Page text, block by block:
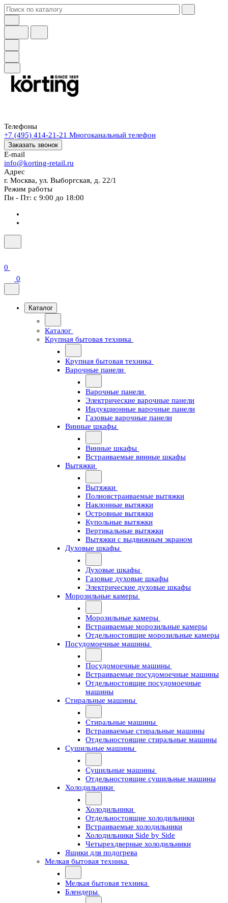
Телефоны
+7 (495) 414-21-21 Многоканальный телефон
Заказать звонок
E-mail
info@korting-retail.ru
Адрес
г. Москва, ул. Выборгская, д. 22/1
Режим работы
Пн - Пт: с 9:00 до 18:00
0
0
Каталог
Каталог
Крупная бытовая техника
Крупная бытовая техника
Варочные панели
Варочные панели
Электрические варочные панели
Индукционные варочные панели
Газовые варочные панели
Винные шкафы
Винные шкафы
Встраиваемые винные шкафы
Вытяжки
Вытяжки
Полновстраиваемые вытяжки
Наклонные вытяжки
Островные вытяжки
Купольные вытяжки
Вертикальные вытяжки
Вытяжки с выдвижным экраном
Духовые шкафы
Духовые шкафы
Газовые духовые шкафы
Электрические духовые шкафы
Морозильные камеры
Морозильные камеры
Встраиваемые морозильные камеры
Отдельностоящие морозильные камеры
Посудомоечные машины
Посудомоечные машины
Встраиваемые посудомоечные машины
Отдельностоящие посудомоечные
машины
Стиральные машины
Стиральные машины
Встраиваемые стиральные машины
Отдельностоящие стиральные машины
Сушильные машины
Сушильные машины
Отдельностоящие сушильные машины
Холодильники
Холодильники
Отдельностоящие холодильники
Встраиваемые холодильники
Холодильники Side by Side
Четырехдверные холодильники
Ящики для подогрева
Мелкая бытовая техника
Мелкая бытовая техника
Блендеры